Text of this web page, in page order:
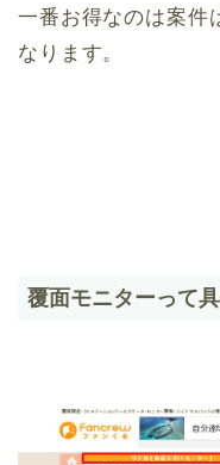
一番お得なのは案件
なります。
覆面モニターって